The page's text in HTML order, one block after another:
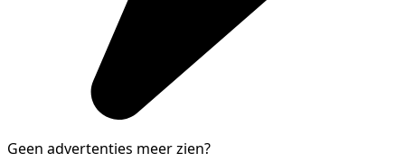
Geen advertenties meer zien?